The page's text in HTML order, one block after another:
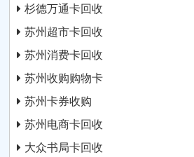
杉德万通卡回收
苏州超市卡回收
苏州消费卡回收
苏州收购购物卡
苏州卡券收购
苏州电商卡回收
大众书局卡回收